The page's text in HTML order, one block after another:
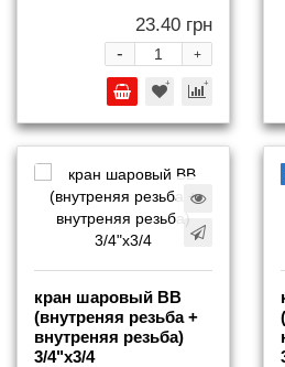
23.40 грн
+
-
кран шаровый ВВ
(внутреняя резьба +
внутреняя резьба)
3/4"х3/4